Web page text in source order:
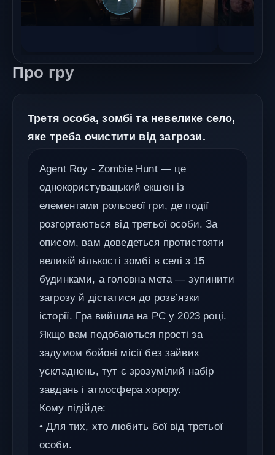
Про гру
Третя особа, зомбі та невелике село,
яке треба очистити від загрози.
Agent Roy - Zombie Hunt — це
однокористувацький екшен із
елементами рольової гри, де події
розгортаються від третьої особи. За
описом, вам доведеться протистояти
великій кількості зомбі в селі з 15
будинками, а головна мета — зупинити
загрозу й дістатися до розв’язки
історії. Гра вийшла на PC у 2023 році.
Якщо вам подобаються прості за
задумом бойові місії без зайвих
ускладнень, тут є зрозумілий набір
завдань і атмосфера хорору.
Кому підійде:
• Для тих, хто любить бої від третьої
особи.